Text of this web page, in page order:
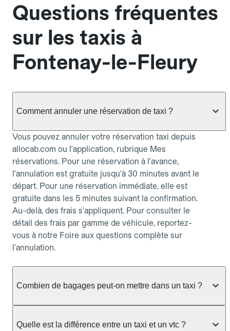
Questions fréquentes
sur les taxis à
Fontenay-le-Fleury
Comment annuler une réservation de taxi ?
Vous pouvez annuler votre réservation taxi depuis
allocab.com ou l'application, rubrique Mes
réservations. Pour une réservation à l'avance,
l'annulation est gratuite jusqu'à 30 minutes avant le
départ. Pour une réservation immédiate, elle est
gratuite dans les 5 minutes suivant la confirmation.
Au-delà, des frais s'appliquent. Pour consulter le
détail des frais par gamme de véhicule, reportez-
vous à notre Foire aux questions complète sur
l'annulation.
Combien de bagages peut-on mettre dans un taxi ?
taxi berline accueille en général jusqu'à 3 bagages
Quelle est la différence entre un taxi et un vtc ?